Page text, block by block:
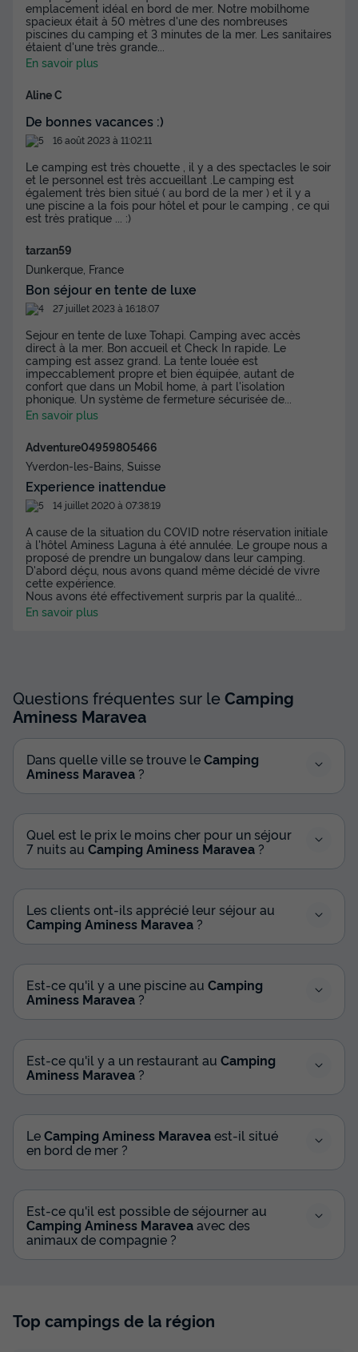
TENTE TOILE ET BOIS 6 personnes -
Aminess Maravea - Tente Safari +
Surface
34m² 6
Terrasse couverte Cafetière Congélateur
Réfrigérateur
Salon de jardin+ 2
Tente Safari + sanitaires (6P)
du14/09/2026 au21/09/2026
Modifier les dates
584,78 €
497,06 €
Prix de comparaison
d'économie
MOBILHOME 4 personnes - Maravea
Premium Holiday Home
32m² 4 2
Cafetière Réfrigérateur
MOBILHOME 4 personnes - Maravea Premium Holiday
Home
du24/09/2026au01/10/2026
Meilleur prix pour 7 nuits
539 €
Voir les disponibilités
MOBILHOME 4 personnes - Mirami' Family
Village – Premium Holiday Home
Annulation gratuite
Climatisation Cafetière Réfrigérateur Micro-ondes
Modifier les dates
emplacement idéal en bord de mer. Notre mobilhome
spacieux était à 50 mètres d'une des nombreuses
piscines du camping et 3 minutes de la mer. Les sanitaires
étaient d'une très grande
En savoir plus
Aline C
De bonnes vacances :)
16 août 2023 à 11:02:11
Le camping est très chouette , il y a des spectacles le soir
et le personnel est très accueillant .Le camping est
également très bien situé ( au bord de la mer ) et il y a
une piscine a la fois pour hôtel et pour le camping , ce qui
est très pratique ... :)
tarzan59
Dunkerque, France
Bon séjour en tente de luxe
27 juillet 2023 à 16:18:07
Sejour en tente de luxe Tohapi. Camping avec accès
direct à la mer. Bon accueil et Check In rapide. Le
camping est assez grand. La tente louée est
impeccablement propre et bien équipée, autant de
confort que dans un Mobil home, à part l'isolation
phonique. Un système de fermeture sécurisée de
En savoir plus
Adventure04959805466
Yverdon-les-Bains, Suisse
Experience inattendue
14 juillet 2020 à 07:38:19
A cause de la situation du COVID notre réservation initiale
à l'hôtel Aminess Laguna à été annulée. Le groupe nous a
proposé de prendre un bungalow dans leur camping.
D'abord déçu, nous avons quand même décidé de vivre
cette expérience.
Nous avons été effectivement surpris par la qualité
En savoir plus
Questions fréquentes sur leCamping
Aminess Maravea
Dans quelle ville se trouve leCamping
Aminess Maravea ?
Quel est le prix le moins cher pour un séjour
7 nuits au Camping Aminess Maravea ?
Les clients ont-ils apprécié leur séjour au
Camping Aminess Maravea ?
Est-ce qu'il y a une piscine au Camping
Aminess Maravea ?
Est-ce qu'il y a un restaurant au Camping
Aminess Maravea ?
LeCamping Aminess Maraveaest-il situé
en bord de mer ?
Est-ce qu'il est possible de séjourner au
Camping Aminess Maraveaavec des
animaux de compagnie ?
Top campings de la région